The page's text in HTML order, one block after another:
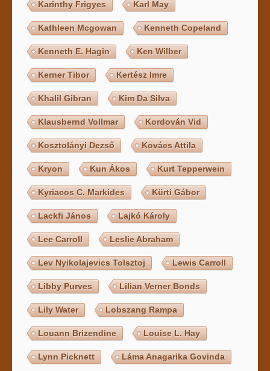
Karinthy Frigyes Karl May
Kathleen Mcgowan Kenneth Copeland
Kenneth E. Hagin Ken Wilber
Kerner Tibor Kertész Imre
Khalil Gibran Kim Da Silva
Klausbernd Vollmar Kordován Vid
Kosztolányi Dezső Kovács Attila
Kryon Kun Ákos Kurt Tepperwein
Kyriacos C. Markides Kürti Gábor
Lackfi János Lajkó Károly
Lee Carroll Leslie Abraham
Lev Nyikolajevics Tolsztoj Lewis Carroll
Libby Purves Lilian Verner Bonds
Lily Water Lobszang Rampa
Louann Brizendine Louise L. Hay
Lynn Picknett Láma Anagarika Govinda